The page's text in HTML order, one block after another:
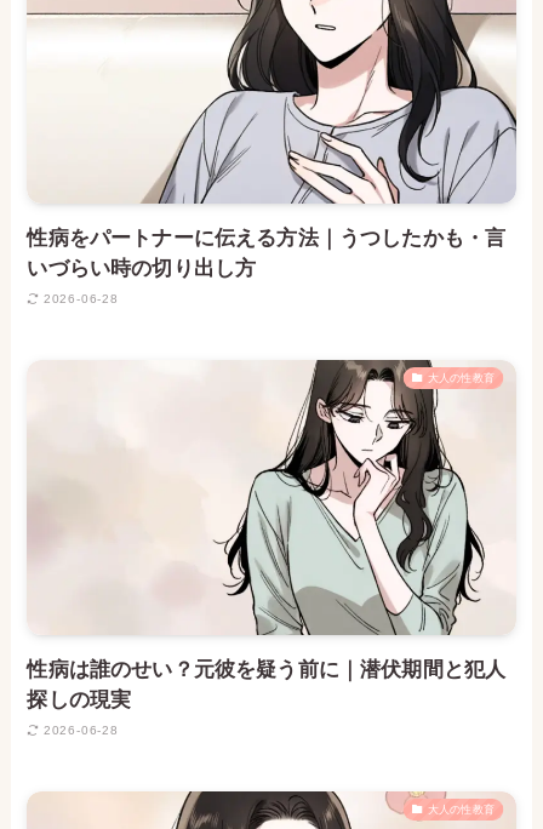
性病をパートナーに伝える方法｜うつしたかも・言
いづらい時の切り出し方
2026-06-28
大人の性教育
性病は誰のせい？元彼を疑う前に｜潜伏期間と犯人
探しの現実
2026-06-28
大人の性教育